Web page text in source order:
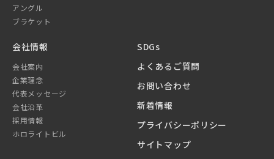
アングル
ブラケット
会社情報
会社案内
企業理念
代表メッセージ
会社沿革
採用情報
ホロライトビル
SDGs
よくあるご質問
お問い合わせ
新着情報
プライバシーポリシー
サイトマップ